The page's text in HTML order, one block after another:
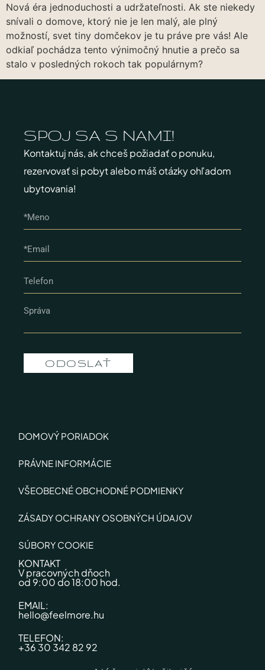
Nová éra jednoduchosti a udržateľnosti. Ak ste niekedy
snívali o domove, ktorý nie je len malý, ale plný
možností, svet tiny domčekov je tu práve pre vás! Ale
odkiaľ pochádza tento výnimočný hnutie a prečo sa
stalo v posledných rokoch tak populárnym?
SPOJ SA S NAMI!​
Kontaktuj nás, ak chceš požiadať o ponuku,
rezervovať si pobyt alebo máš otázky ohľadom
ubytovania!
ODOSLAŤ
DOMOVÝ PORIADOK
PRÁVNE INFORMÁCIE
VŠEOBECNÉ OBCHODNÉ PODMIENKY
ZÁSADY OCHRANY OSOBNÝCH ÚDAJOV
SÚBORY COOKIE
KONTAKT
V pracovných dňoch
od 9:00 do 18:00 hod.
EMAIL:
hello@feelmore.hu
TELEFON:
+36 30 342 82 92